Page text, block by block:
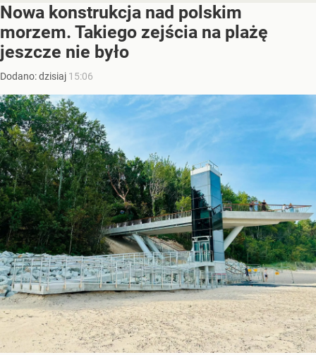
Nowa konstrukcja nad polskim
morzem. Takiego zejścia na plażę
jeszcze nie było
Dodano:dzisiaj 15:06